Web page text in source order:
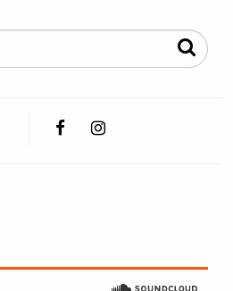
FacebookInstagram